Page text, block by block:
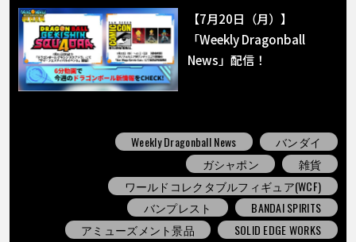
【7月20日（月）】
「Weekly Dragonball
News」配信！
Weekly Dragonball News
バンダイ
ガシャポン
雑貨
ワールドコレクタブルフィギュア(WCF)
バンプレスト
BANDAI SPIRITS
アミューズメント景品
SOLID EDGE WORKS